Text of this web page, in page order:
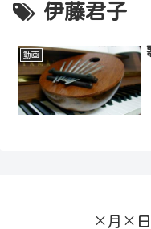
伊藤君子
動画
×月×日